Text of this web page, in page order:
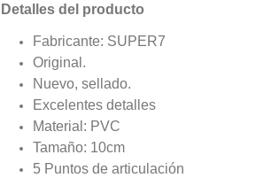
Detalles del producto
Fabricante: SUPER7
Original.
Nuevo, sellado.
Excelentes detalles
Material: PVC
Tamaño: 10cm
5 Puntos de articulación